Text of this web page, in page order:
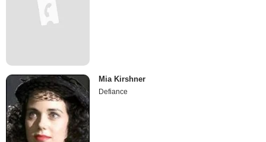
Mia Kirshner
Defiance